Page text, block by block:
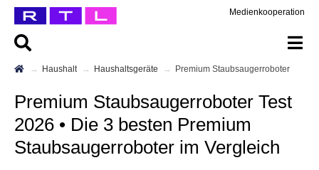
Medienkooperation
Haushalt Haushaltsgeräte Premium Staubsaugerroboter
Premium Staubsaugerroboter Test
2026 • Die 3 besten Premium
Staubsaugerroboter im Vergleich